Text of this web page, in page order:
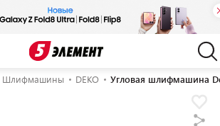
Шлифмашины DEKO Угловая шлифмашина